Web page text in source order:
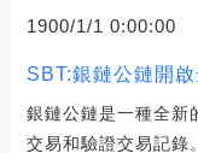
1900/1/1 0:00:00
SBT:銀鏈公鏈開
銀鏈公鏈是一種全新
交易和驗證交易記錄